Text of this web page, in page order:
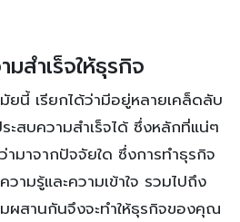
สำเร็จให้ธุรกิจ
ยนี้ เรียกได้ว่ามีอยู่หลายเคล็ดลับ
ะสบความสำเร็จได้ ซึ่งหลักที่แน่ๆ
มาจากปัจจัยใด ซึ่งการทำธุรกิจ
ามรู้และความเข้าใจ รวมไปถึง
ผสานกันจึงจะทำให้ธุรกิจของคุณ